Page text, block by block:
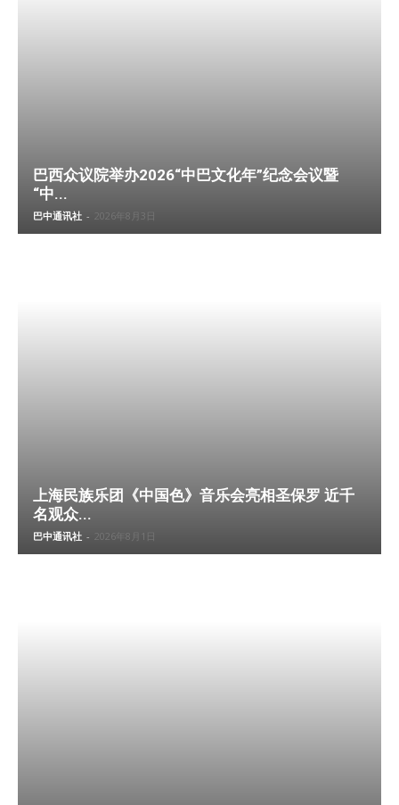
巴西众议院举办2026“中巴文化年”纪念会议暨
“中...
巴中通讯社 - 2026年8月3日
上海民族乐团《中国色》音乐会亮相圣保罗 近千
名观众...
巴中通讯社 - 2026年8月1日